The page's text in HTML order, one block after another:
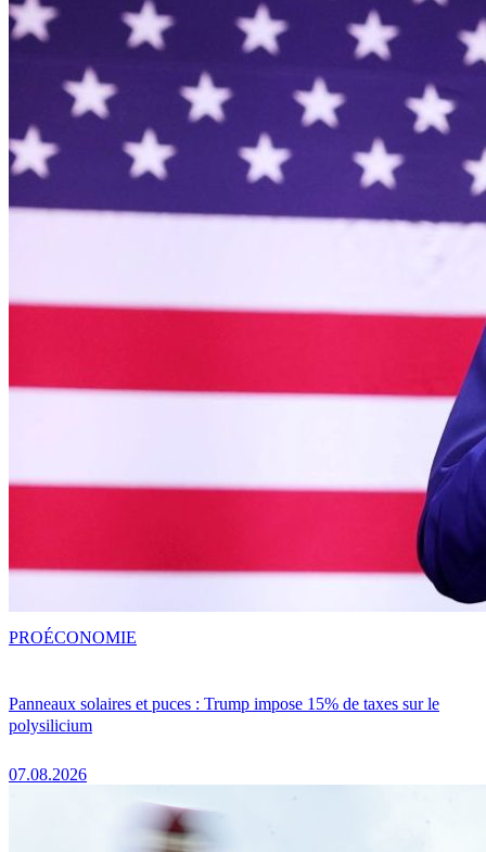
Panneaux solaires et puces : Trump impose 15% de taxes sur le
polysilicium
07.08.2026
PROÉCONOMIE